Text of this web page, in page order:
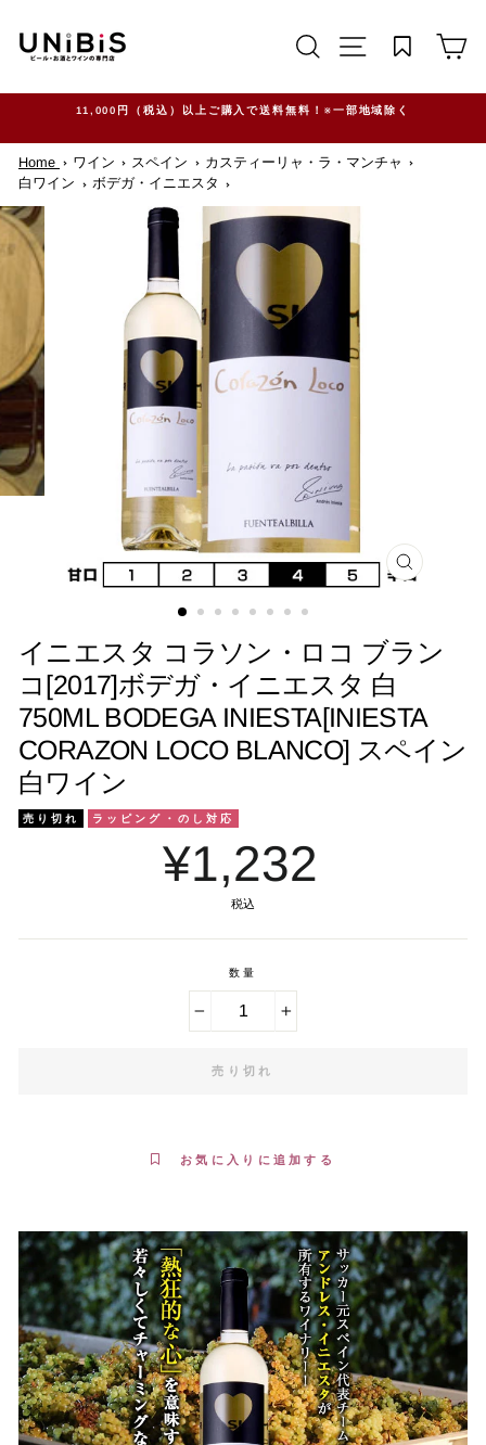
に
ッ
サイトを検索する
TRANSLATION
11,000円（税込）以上ご購入で送料無料！※一部地域除く
Home ワイン スペイン
カスティーリャ・ラ・マンチャ
白ワイン
ボデガ・イニエスタ
閉
イニエスタ コラソン・ロコ ブラン
コ[2017]ボデガ・イニエスタ 白
750ML BODEGA INIESTA[INIESTA
CORAZON LOCO BLANCO] スペイン
白ワイン
売り切れ ラッピング・のし対応
¥1,232
税込
数量
売り切れ
お気に入りに追加する